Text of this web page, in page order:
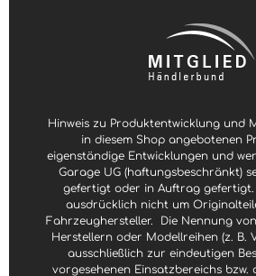
Hinweis zu Produktentwicklung und
in diesem Shop angebotenen
eigenständige Entwicklungen und
Garage UG (haftungsbeschränkt)
gefertigt oder in Auftrag gefertigt.
ausdrücklich nicht um
Fahrzeughersteller.
Die Nennung
Herstellern oder Modellreihen (z. B.
ausschließlich zur eindeutigen
vorgesehenen Einsatzbereichs bzw.